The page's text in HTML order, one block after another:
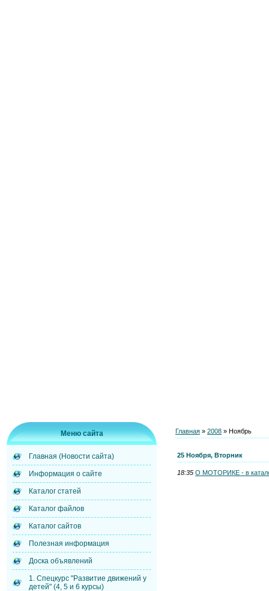
Меню сайта
Главная (Новости сайта)
Информация о сайте
Каталог статей
Каталог файлов
Каталог сайтов
Полезная информация
Доска объявлений
1. Спецкурс "Развитие движений у
детей" (4, 5 и 6 курсы)
Главная » 2008 » Ноябрь
25 Ноября, Вторник
18:35 О МОТОРИКЕ - в